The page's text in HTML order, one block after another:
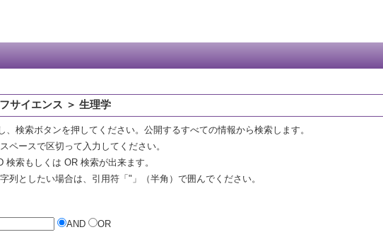
サイエンス ＞ 生理学
検索ボタンを押してください。公開するすべての情報から検索します。
ースで区切って入力してください。
索もしくは OR 検索が出来ます。
としたい場合は、引用符「"」（半角）で囲んでください。
AND OR